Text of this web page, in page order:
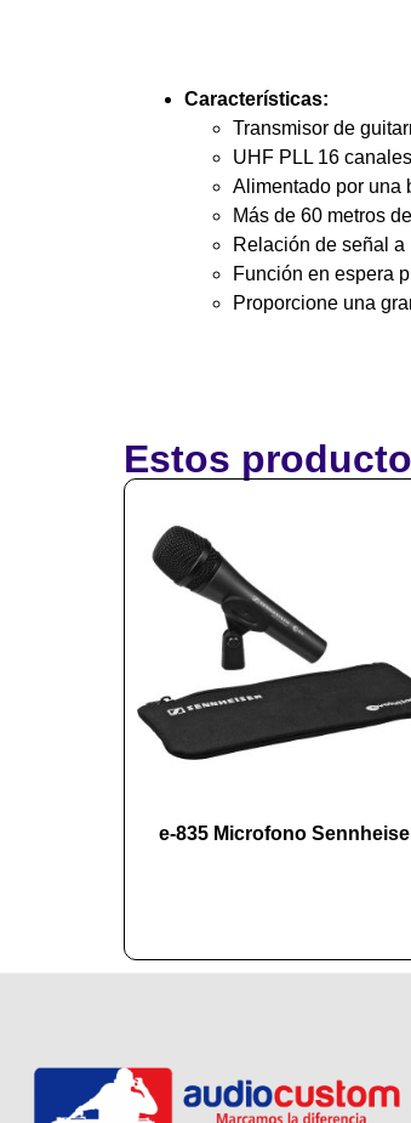
Características:
Transmisor de
UHF PLL 16
Alimentado por una
Más de 60 metros
Relación de señal a
Función en espera
Proporcione una
Estos
e-835 Microfono